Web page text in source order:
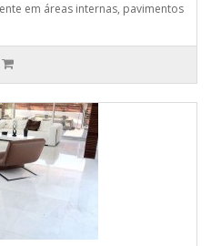
em áreas internas, pavimentos